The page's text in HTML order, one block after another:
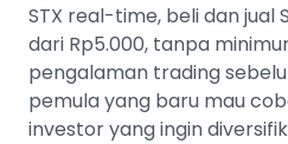
STX real-time, beli dan jual
dari Rp5.000, tanpa
pengalaman trading
pemula yang baru mau
investor yang ingin